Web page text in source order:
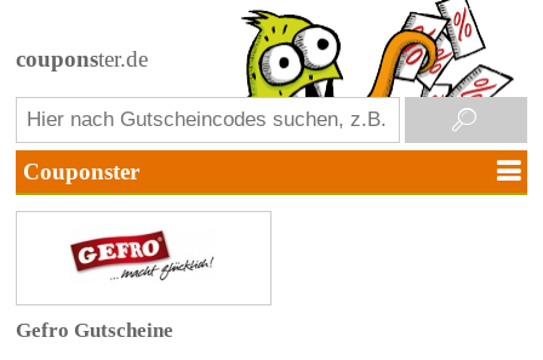
couponster.de
Gefro Gutscheine